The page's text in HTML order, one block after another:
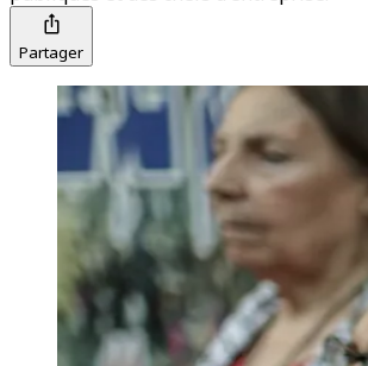
Partager